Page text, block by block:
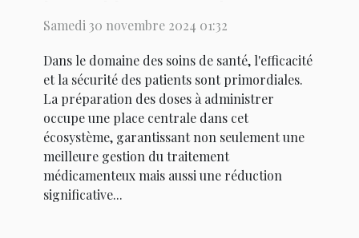
Samedi 30 novembre 2024 01:32
Dans le domaine des soins de santé, l'efficacité
et la sécurité des patients sont primordiales.
La préparation des doses à administrer
occupe une place centrale dans cet
écosystème, garantissant non seulement une
meilleure gestion du traitement
médicamenteux mais aussi une réduction
significative...